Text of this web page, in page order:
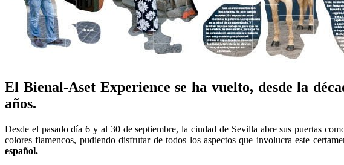
El Bienal-Aset Experience se ha vuelto, desde la
años.
Desde el pasado día 6 y al 30 de septiembre, la ciudad de Sevilla abre sus puertas
colores flamencos, pudiendo disfrutar de todos los aspectos que involucra este
español.